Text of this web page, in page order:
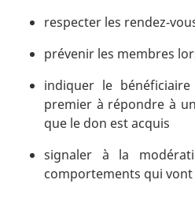
respecter les rendez-
prévenir les membres
indiquer le
premier à répondre à
que le don est acquis
signaler à la
comportements qui